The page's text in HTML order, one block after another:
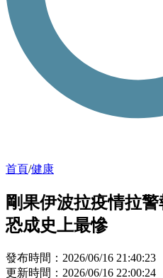
首頁/健康
剛果伊波拉疫情拉
恐成史上最慘
發布時間：2026/06/16 21:40:23
更新時間：2026/06/16 22:00:24